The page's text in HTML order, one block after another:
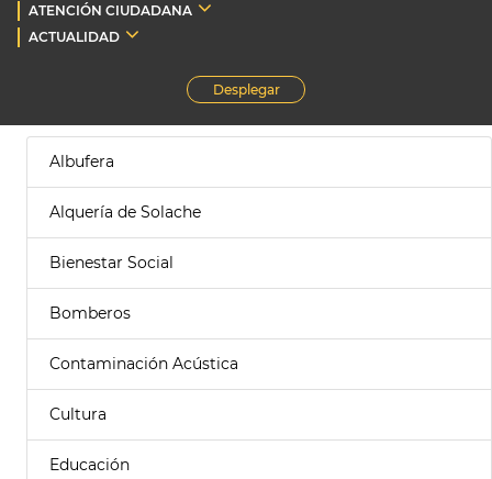
ATENCIÓN CIUDADANA
ACTUALIDAD
Desplegar
Albufera
Alquería de Solache
Bienestar Social
Bomberos
Contaminación Acústica
Cultura
Educación